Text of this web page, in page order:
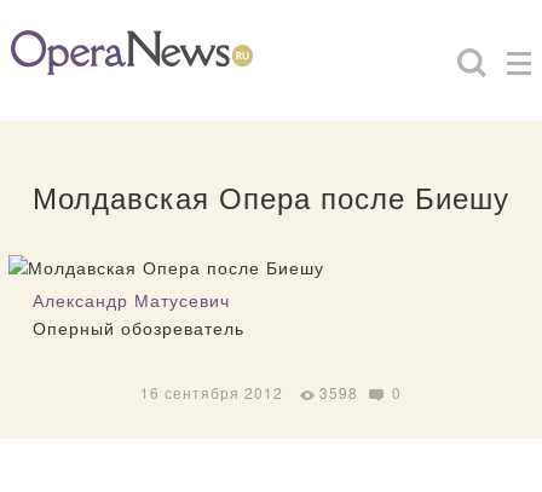
Молдавская Опера после Биешу
Александр Матусевич
Оперный обозреватель
16 сентября 2012 3598 0